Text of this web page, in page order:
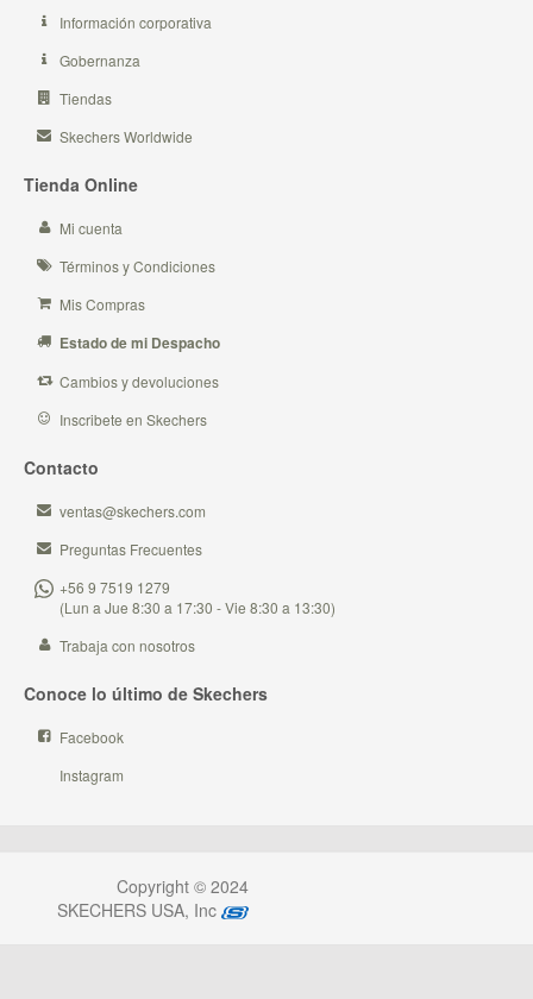
Información corporativa
Gobernanza
Tiendas
Skechers Worldwide
Tienda Online
Mi cuenta
Términos y Condiciones
Mis Compras
Estado de mi Despacho
Cambios y devoluciones
Inscribete en Skechers
Contacto
ventas@skechers.com
Preguntas Frecuentes
+56 9 7519 1279
(Lun a Jue 8:30 a 17:30 - Vie 8:30 a 13:30)
Trabaja con nosotros
Conoce lo último de Skechers
Facebook
Instagram
Copyright © 2024
SKECHERS USA, Inc